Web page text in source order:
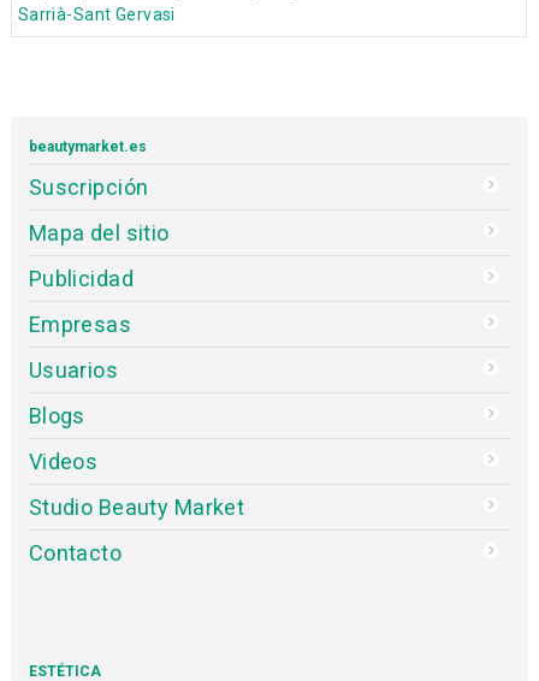
Sarrià-Sant Gervasi
beautymarket.es
Suscripción
Mapa del sitio
Publicidad
Empresas
Usuarios
Blogs
Videos
Studio Beauty Market
Contacto
ESTÉTICA